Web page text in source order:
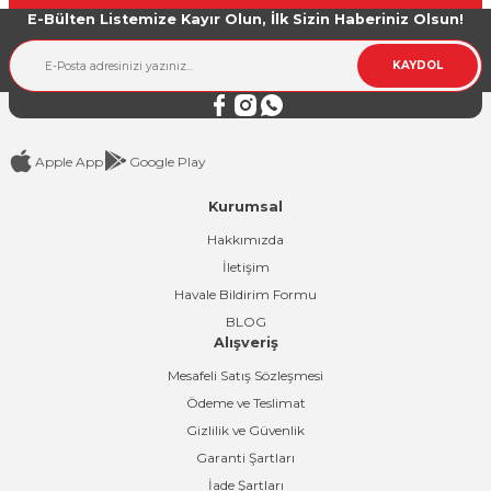
Ürün bilgilerinde hatalar bulunuyor.
E-Bülten Listemize Kayır Olun, İlk Sizin Haberiniz Olsun!
KAYDOL
Apple App Google Play
Kurumsal
Hakkımızda
İletişim
Havale Bildirim Formu
BLOG
Alışveriş
Mesafeli Satış Sözleşmesi
Ödeme ve Teslimat
Gizlilik ve Güvenlik
Garanti Şartları
İade Şartları